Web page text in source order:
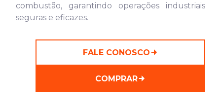
combustão, garantindo operações industriais
seguras e eficazes.
FALE CONOSCO
COMPRAR